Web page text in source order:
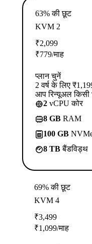
63% की छूट
KVM 2
₹2,099
₹779/माह
प्लान चुनें
2 वर्ष के लिए
आप रिन्यूअल किसी
2 vCPU कोर
8 GB RAM
100 GB
8 TBबैंडविड्थ
69% की छूट
KVM 4
₹3,499
₹1,099/माह